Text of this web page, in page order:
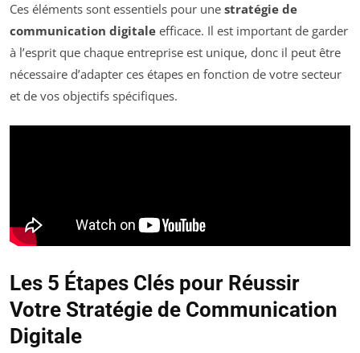
Ces éléments sont essentiels pour une stratégie de
communication digitale efficace. Il est important de garder
à l’esprit que chaque entreprise est unique, donc il peut être
nécessaire d’adapter ces étapes en fonction de votre secteur
et de vos objectifs spécifiques.
Les 5 Étapes Clés pour Réussir
Votre Stratégie de Communication
Digitale